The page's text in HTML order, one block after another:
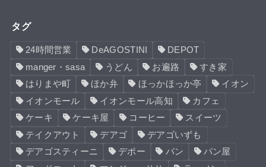
タグ
24時間営業 DeAGOSTINI
DEPOT
manger・sasa
うどん お遍路
すき家
はりまや町
ほか弁 ほっかほっか亭
イオン
イオンモール
イオンモール高知
カフェ
ケーキ
ケーキ屋 コーヒー
スイーツ
テイクアウト
デアゴ
デアゴいずも
デアゴスティーニ
デポー パン
パン屋